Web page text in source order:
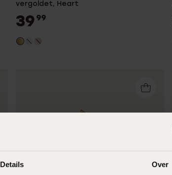
Details Over
vergoldet, Heart
39 99